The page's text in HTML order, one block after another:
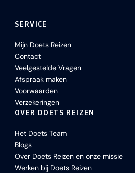
SERVICE
Mijn Doets Reizen
Contact
Veelgestelde Vragen
Afspraak maken
Voorwaarden
Verzekeringen
OVER DOETS REIZEN
Het Doets Team
Blogs
Over Doets Reizen en onze missie
Werken bij Doets Reizen